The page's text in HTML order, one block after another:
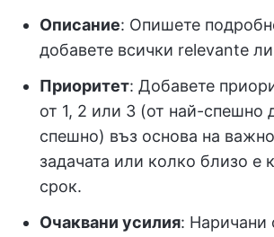
Описание: Опишете
добавете всички relevante
Приоритет: Добавете
от 1, 2 или 3 (от най-спешно
спешно) въз основа на
задачата или колко близо е
срок.
Очаквани усилия: Наричани